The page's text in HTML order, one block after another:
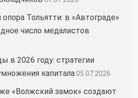
опора Тольятти: в «Автограде»
число медалистов
в 2026 году: стратегии
капитала05.07.2026
«Волжский замок» создают